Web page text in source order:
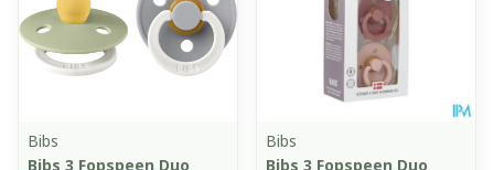
Bibs
Bibs 3 Fopspeen Duo
Bibs
Bibs 3 Fopspeen Duo